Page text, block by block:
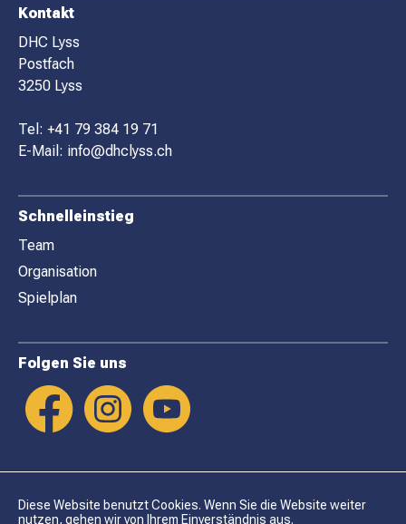
F
O
O
T
E
R
Kontakt
DHC Lyss
Postfach
3250 Lyss
Tel: +41 79 384 19 71
E-Mail: info@dhclyss.ch
Schnelleinstieg
Team
Organisation
Spielplan
Folgen Sie uns
Diese Website benutzt Cookies. Wenn Sie die Website weiter
nutzen, gehen wir von Ihrem Einverständnis aus.